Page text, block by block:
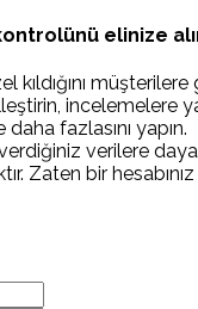
elinize
kıldığını
incelemelere
fazlasını yapın.
verdiğiniz verilere
Zaten bir